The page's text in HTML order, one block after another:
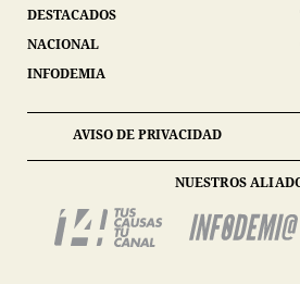
DESTACADOS
NACIONAL
INFODEMIA
AVISO DE PRIVACIDAD
NUESTROS